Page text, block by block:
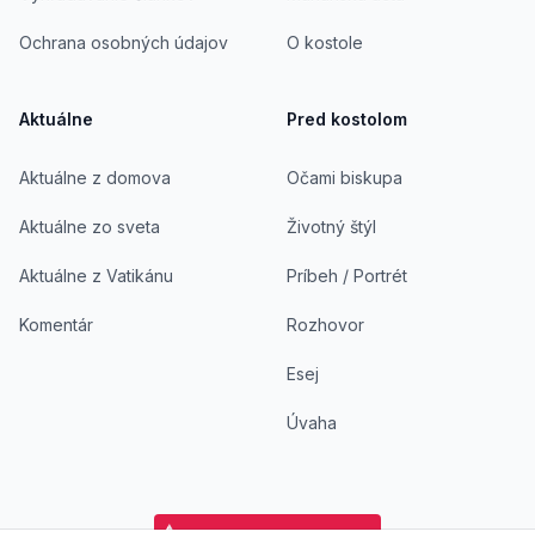
Ochrana osobných údajov
Aktuálne
Aktuálne z domova
Aktuálne zo sveta
Aktuálne z Vatikánu
Komentár
O kostole
Pred kostolom
Očami biskupa
Životný štýl
Príbeh / Portrét
Rozhovor
Esej
Úvaha